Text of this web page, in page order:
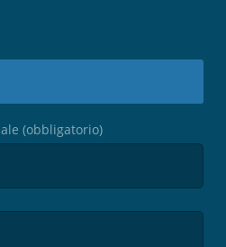
(obbligatorio)